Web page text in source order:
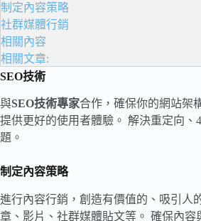
制定內容策略
社群媒體行銷
相關內容
相關文章:
SEO技術
與SEO技術專家合作，確保你的網站架
提供更好的使用者體驗。 解決重定向、
題。
制定內容策略
進行內容行銷，創造有價值的、吸引人
章、影片、社群媒體貼文等。 確保內容